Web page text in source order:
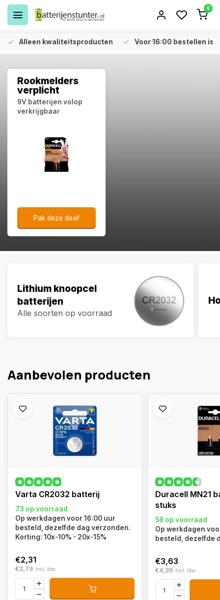
0
Alleen kwaliteitsproducten Voor 16:00 bestellen is
Rookmelders
verplicht
9V batterijen volop
verkrijgbaar
Pak deze deal!
Lithium knoopcel
batterijen
Alle soorten op voorraad
Aanbevolen producten
Varta CR2032 batterij
73 op voorraad
Op werkdagen voor 16:00 uur
besteld, dezelfde dag verzonden.
Korting: 10x-10% - 20x-15%
€2,31
€2,79 Incl. btw
Duracell MN21
stuks
58 op voorraad
Op werkdagen
besteld, dezelfde
€3,63
€4,39 Incl. btw